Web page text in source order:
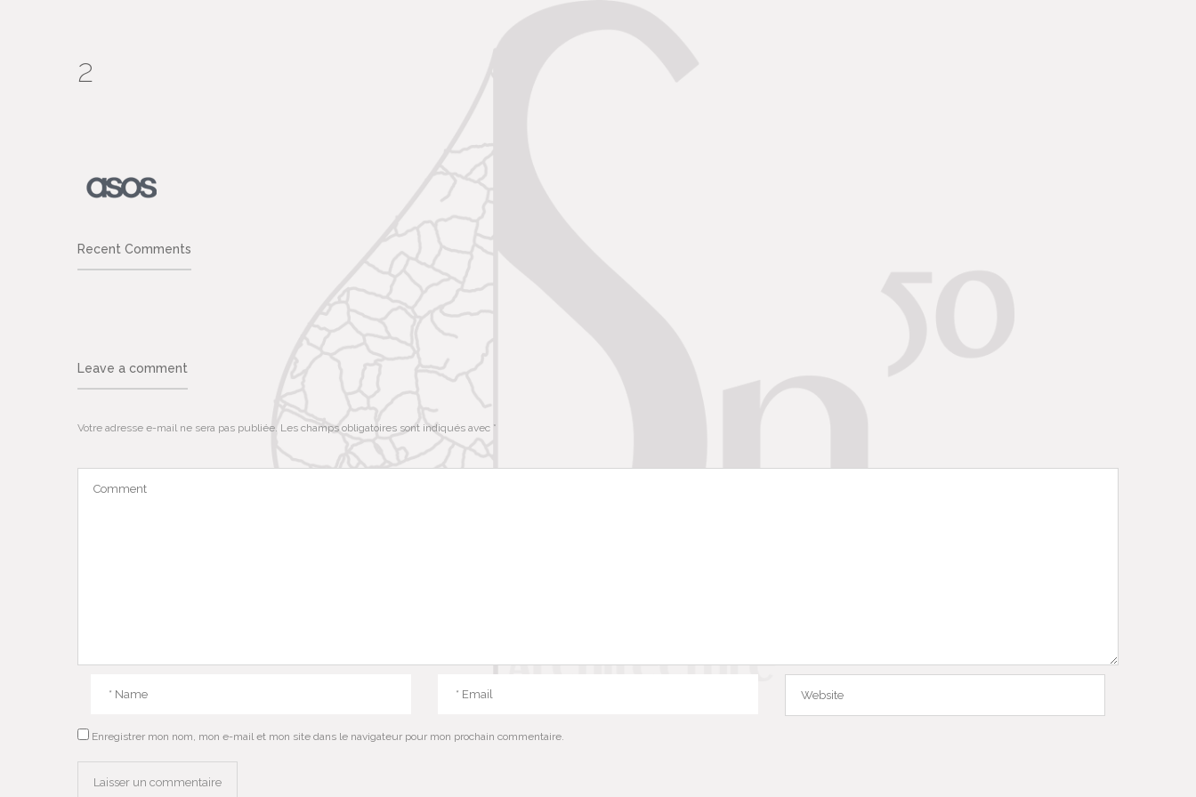
2
Recent Comments
Leave a comment
Votre adresse e-mail ne sera pas publiée. Les champs obligatoires sont indiqués avec *
Enregistrer mon nom, mon e-mail et mon site dans le navigateur pour mon prochain commentaire.